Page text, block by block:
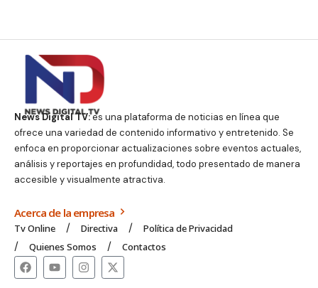
News Digital TV:es una plataforma de noticias en línea que
ofrece una variedad de contenido informativo y entretenido. Se
enfoca en proporcionar actualizaciones sobre eventos actuales,
análisis y reportajes en profundidad, todo presentado de manera
accesible y visualmente atractiva.
Acerca de la empresa
Tv Online Directiva
Política de Privacidad
Quienes Somos
Contactos